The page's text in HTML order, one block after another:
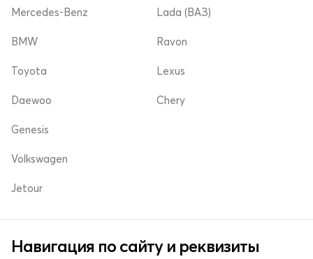
Mercedes-Benz Lada (ВАЗ)
BMW
Toyota
Daewoo
Ravon
Lexus
Chery
Genesis
Volkswagen
Jetour
Навигация по сайту и реквизиты